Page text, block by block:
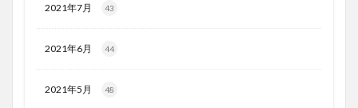
2021年7月 43
2021年6月 44
2021年5月 48